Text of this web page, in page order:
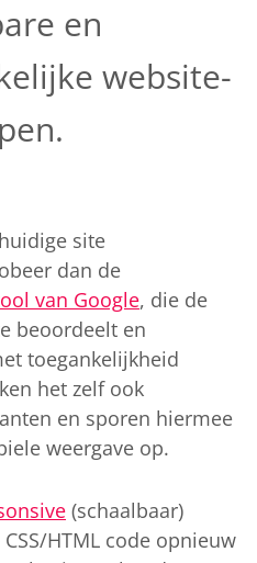
en
website-
site
dan de
van Google, die de
beoordeelt en
toegankelijkheid
het zelf ook
en sporen hiermee
weergave op.
(schaalbaar)
HTML code opnieuw